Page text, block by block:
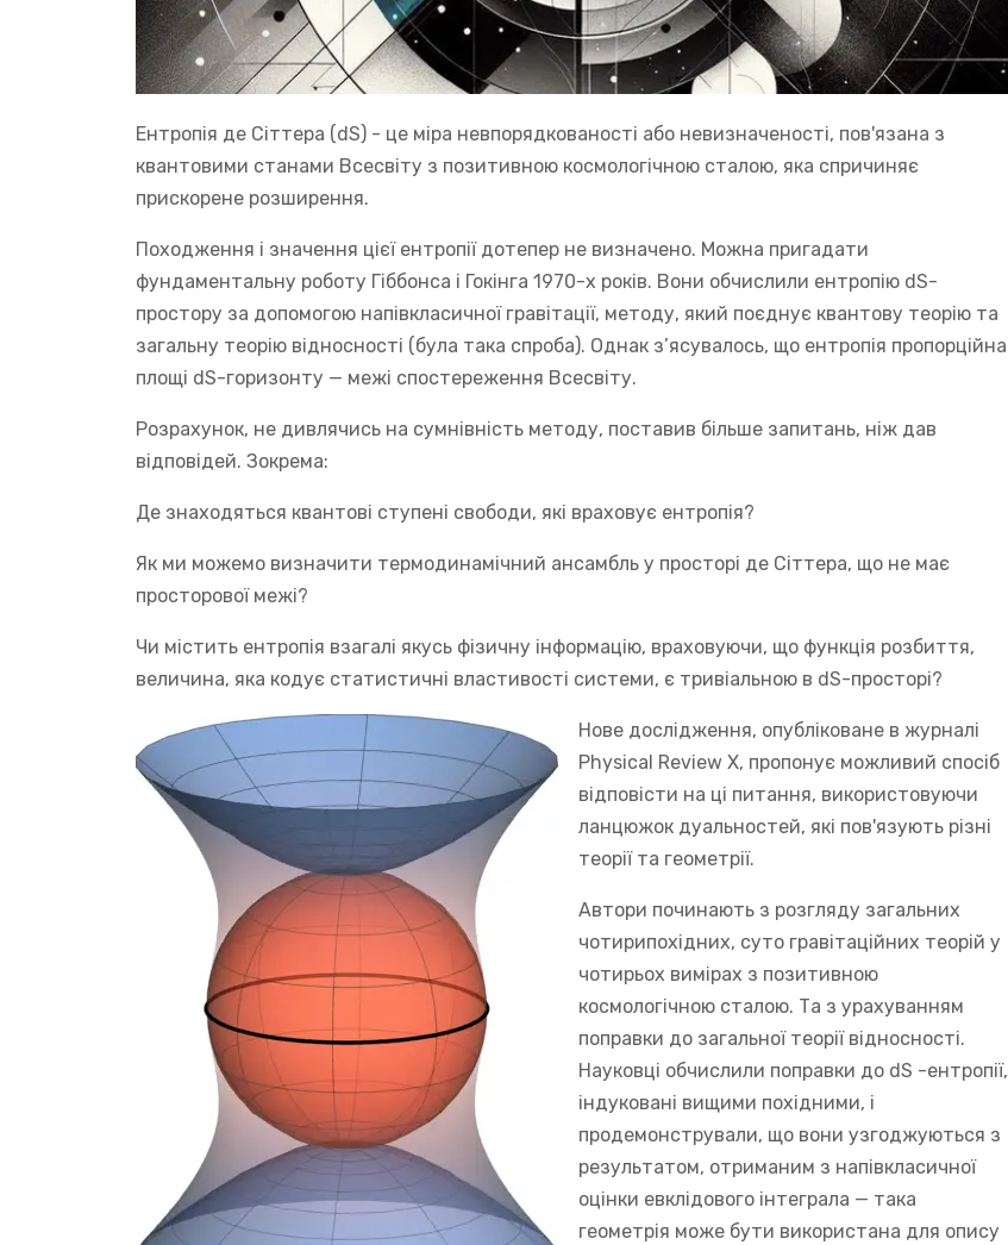
Ентропія де Сіттера (dS) - це міра невпорядкованості або невизначеності, пов'язана з
квантовими станами Всесвіту з позитивною космологічною сталою, яка спричиняє
прискорене розширення.
Походження і значення цієї ентропії дотепер не визначено. Можна пригадати
фундаментальну роботу Гіббонса і Гокінга 1970-х років. Вони обчислили ентропію dS-
простору за допомогою напівкласичної гравітації, методу, який поєднує квантову теорію та
загальну теорію відносності (була така спроба). Однак з’ясувалось, що ентропія пропорційна
площі dS-горизонту — межі спостереження Всесвіту.
Розрахунок, не дивлячись на сумнівність методу, поставив більше запитань, ніж дав
відповідей. Зокрема:
Де знаходяться квантові ступені свободи, які враховує ентропія?
Як ми можемо визначити термодинамічний ансамбль у просторі де Сіттера, що не має
просторової межі?
Чи містить ентропія взагалі якусь фізичну інформацію, враховуючи, що функція розбиття,
величина, яка кодує статистичні властивості системи, є тривіальною в dS-просторі?
Нове дослідження, опубліковане в журналі
Physical Review X, пропонує можливий спосіб
відповісти на ці питання, використовуючи
ланцюжок дуальностей, які пов'язують різні
теорії та геометрії.
Автори починають з розгляду загальних
чотирипохідних, суто гравітаційних теорій у
чотирьох вимірах з позитивною
космологічною сталою. Та з урахуванням
поправки до загальної теорії відносності.
Науковці обчислили поправки до dS -ентропії,
індуковані вищими похідними, і
продемонстрували, що вони узгоджуються з
результатом, отриманим з напівкласичної
оцінки евклідового інтеграла — така
геометрія може бути використана для опису